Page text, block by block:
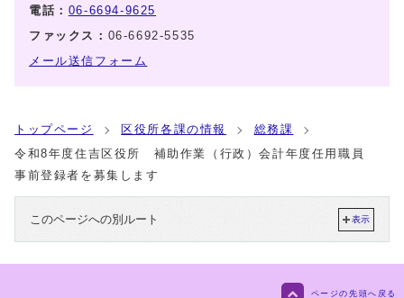
電話： 06-6694-9625
ファックス： 06-6692-5535
メール送信フォーム
トップページ 区役所各課の情報
総務課
令和8年度住吉区役所 補助作業（行政）会計年度任用職員
事前登録者を募集します
このページへの別ルート 表示
ページの先頭へ戻る